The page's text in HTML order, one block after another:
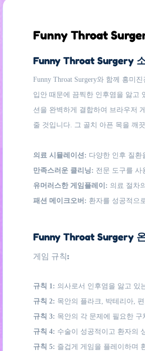
Funny Throat
Funny Throat Surgery
Funny Throat Surgery와 함께 흥미
입안 때문에 끔찍한 인후염을 앓고
션을 완벽하게 결합하여 브라우저
줄 것입니다. 그 골치 아픈 목을 깨
의료 시뮬레이션: 다양한 인후 질환
만족스러운 클리닝: 전문 도구를 사
유머러스한 게임플레이: 의료 절차
패션 메이크오버: 환자를 성공적으
Funny Throat Surgery
게임 규칙:
규칙 1: 의사로서 인후염을 앓고 있
규칙 2: 목안의 플라크, 박테리아,
규칙 3: 목안의 각 문제에 필요한
규칙 4: 수술이 성공적이고 환자의
규칙 5: 즐겁게 게임을 플레이하며